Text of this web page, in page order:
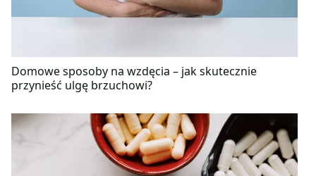
Domowe sposoby na wzdęcia – jak skutecznie
przynieść ulgę brzuchowi?